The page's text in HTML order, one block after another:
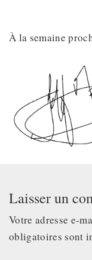
À la semaine
Laisser un
Votre adresse e-
obligatoires sont